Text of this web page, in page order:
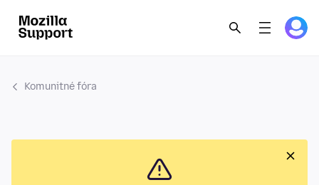
Komunitné fóra